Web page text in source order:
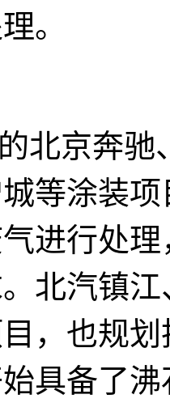
。
北京奔
等涂装
进行处
北汽镇
，也规
具备了